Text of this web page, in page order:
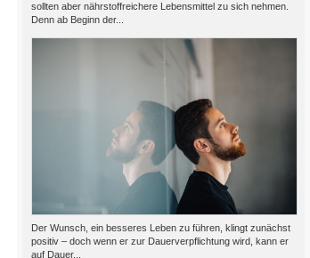
sollten aber nährstoffreichere Lebensmittel zu sich nehmen.
Denn ab Beginn der...
Der Wunsch, ein besseres Leben zu führen, klingt zunächst
positiv – doch wenn er zur Dauerverpflichtung wird, kann er
auf Dauer...